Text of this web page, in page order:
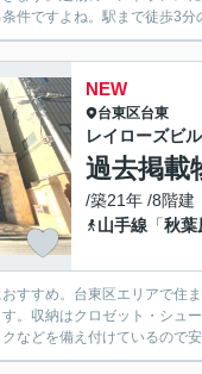
件ですよね。駅まで徒歩3
NEW
台東区台東
レイローズビ
過去掲載
/築21年 /8階建
山手線 「秋葉
すすめ。台東区エリアで住
。収納はクロゼット・シュ
などを備え付けているので